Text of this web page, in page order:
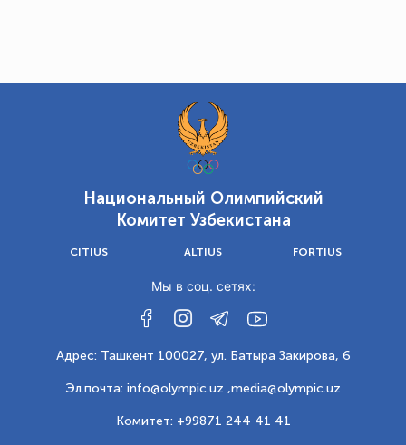
Национальный Олимпийский
Комитет Узбекистана
CITIUS ALTIUS FORTIUS
Мы в соц. сетях:
Адрес: Ташкент 100027, ул. Батыра Закирова, 6
Эл.почта: info@olympic.uz ,media@olympic.uz
Комитет: +99871 244 41 41